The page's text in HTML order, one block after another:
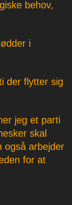
behov,
i
der flytter sig
jeg et parti
skal
også arbejder
for at